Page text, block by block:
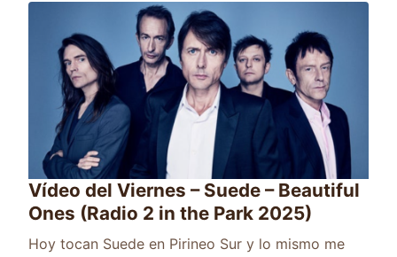
Vídeo del Viernes – Suede – Beautiful
Ones (Radio 2 in the Park 2025)
Hoy tocan Suede en Pirineo Sur y lo mismo me